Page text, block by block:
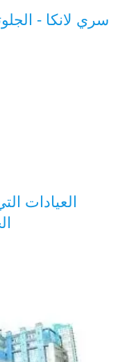
سري لانكا -
العيادات